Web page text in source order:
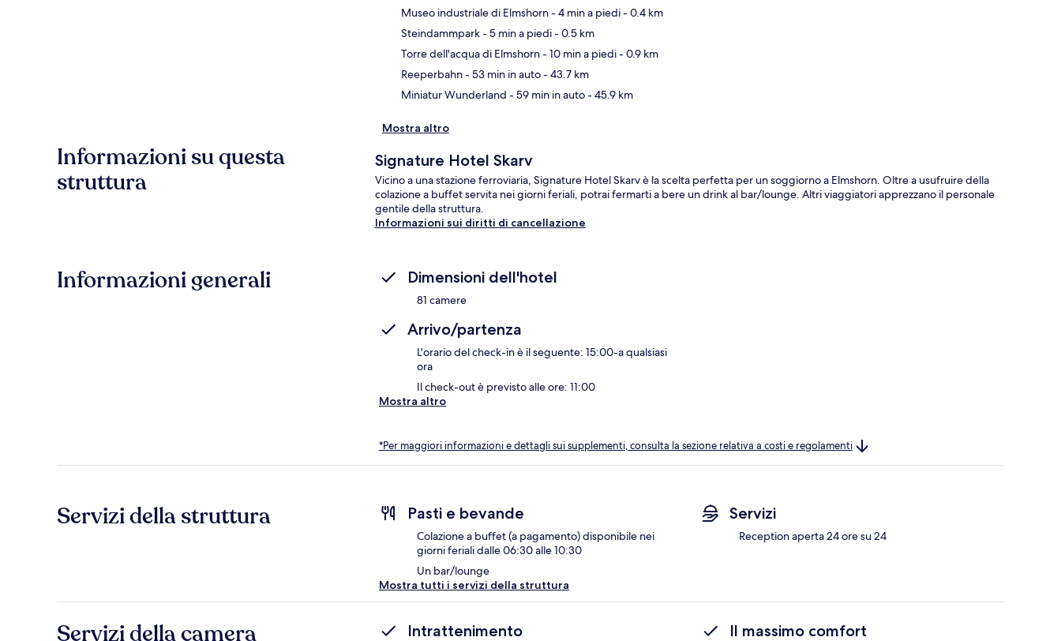
Museo industriale di Elmshorn- 4 min a piedi- 0.4 km
Steindammpark- 5 min a piedi- 0.5 km
Torre dell'acqua di Elmshorn- 10 min a piedi- 0.9 km
Reeperbahn- 53 min in auto- 43.7 km
Miniatur Wunderland - 59 min in auto- 45.9 km
Mostra altro
Informazioni su questa
struttura
Signature Hotel Skarv
Vicino a una stazione ferroviaria, Signature Hotel Skarv è la scelta perfetta per un soggiorno a Elmshorn. Oltre a usufruire della
colazione a buffet servita nei giorni feriali, potrai fermarti a bere un drink al bar/lounge. Altri viaggiatori apprezzano il personale
gentile della struttura.
Informazioni sui diritti di cancellazione
Informazioni generali Dimensioni dell'hotel
81 camere
Arrivo/partenza
L'orario del check-in è il seguente: 15:00-a qualsiasi
ora
Il check-out è previsto alle ore: 11:00
Mostra altro
*Per maggiori informazioni e dettagli sui supplementi, consulta la sezione relativa a costi e regolamenti
Servizi della struttura Pasti e bevande
Colazione a buffet (a pagamento) disponibile nei
giorni feriali dalle 06:30 alle 10:30
Un bar/lounge
Servizi
Reception aperta 24 ore su 24
Mostra tutti i servizi della struttura
Servizi della camera Intrattenimento Il massimo comfort